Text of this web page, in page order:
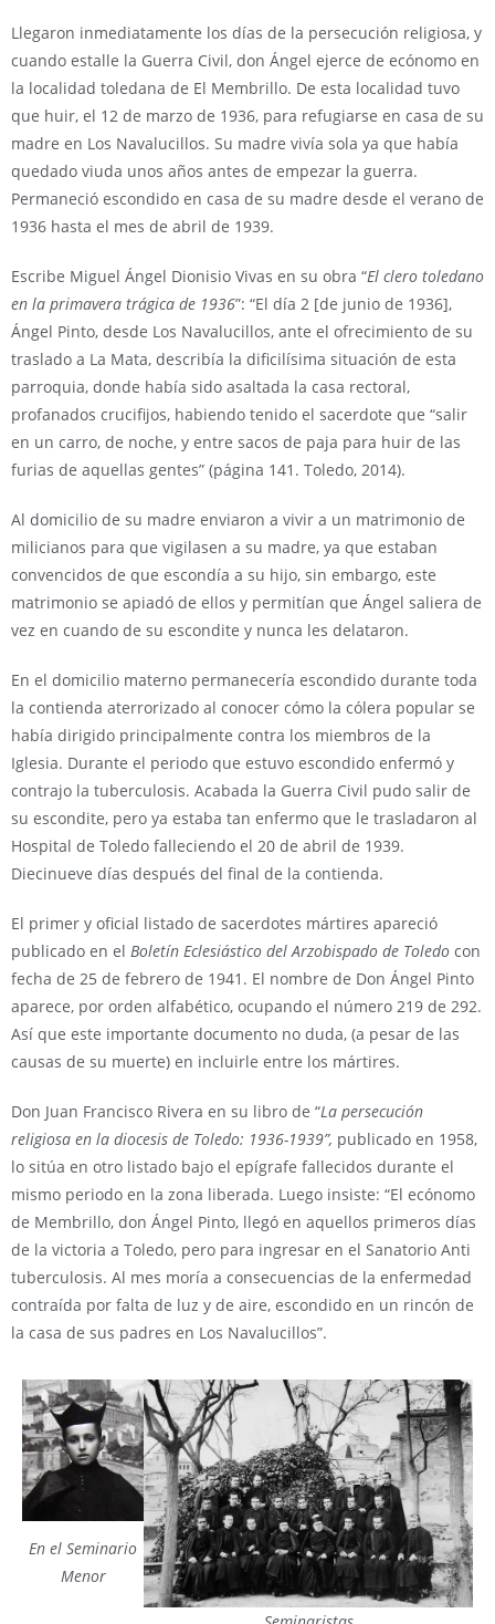
Llegaron inmediatamente los días de la persecución religiosa, y
cuando estalle la Guerra Civil, don Ángel ejerce de ecónomo en
la localidad toledana de El Membrillo. De esta localidad tuvo
que huir, el 12 de marzo de 1936, para refugiarse en casa de su
madre en Los Navalucillos. Su madre vivía sola ya que había
quedado viuda unos años antes de empezar la guerra.
Permaneció escondido en casa de su madre desde el verano de
1936 hasta el mes de abril de 1939.
Escribe Miguel Ángel Dionisio Vivas en su obra “El clero toledano
en la primavera trágica de 1936”: “El día 2 [de junio de 1936],
Ángel Pinto, desde Los Navalucillos, ante el ofrecimiento de su
traslado a La Mata, describía la dificilísima situación de esta
parroquia, donde había sido asaltada la casa rectoral,
profanados crucifijos, habiendo tenido el sacerdote que “salir
en un carro, de noche, y entre sacos de paja para huir de las
furias de aquellas gentes” (página 141. Toledo, 2014).
Al domicilio de su madre enviaron a vivir a un matrimonio de
milicianos para que vigilasen a su madre, ya que estaban
convencidos de que escondía a su hijo, sin embargo, este
matrimonio se apiadó de ellos y permitían que Ángel saliera de
vez en cuando de su escondite y nunca les delataron.
En el domicilio materno permanecería escondido durante toda
la contienda aterrorizado al conocer cómo la cólera popular se
había dirigido principalmente contra los miembros de la
Iglesia. Durante el periodo que estuvo escondido enfermó y
contrajo la tuberculosis. Acabada la Guerra Civil pudo salir de
su escondite, pero ya estaba tan enfermo que le trasladaron al
Hospital de Toledo falleciendo el 20 de abril de 1939.
Diecinueve días después del final de la contienda.
El primer y oficial listado de sacerdotes mártires apareció
publicado en el Boletín Eclesiástico del Arzobispado de Toledo con
fecha de 25 de febrero de 1941. El nombre de Don Ángel Pinto
aparece, por orden alfabético, ocupando el número 219 de 292.
Así que este importante documento no duda, (a pesar de las
causas de su muerte) en incluirle entre los mártires.
Don Juan Francisco Rivera en su libro de “La persecución
religiosa en la diocesis de Toledo: 1936-1939”, publicado en 1958,
lo sitúa en otro listado bajo el epígrafe fallecidos durante el
mismo periodo en la zona liberada. Luego insiste: “El ecónomo
de Membrillo, don Ángel Pinto, llegó en aquellos primeros días
de la victoria a Toledo, pero para ingresar en el Sanatorio Anti
tuberculosis. Al mes moría a consecuencias de la enfermedad
contraída por falta de luz y de aire, escondido en un rincón de
la casa de sus padres en Los Navalucillos”.
En el Seminario
Menor